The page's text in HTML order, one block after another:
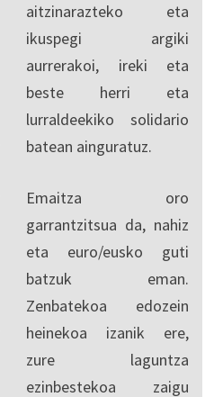
aitzinarazteko eta
ikuspegi argiki
aurrerakoi, ireki eta
beste herri eta
lurraldeekiko solidario
batean ainguratuz.
Emaitza oro
garrantzitsua da, nahiz
eta euro/eusko guti
batzuk eman.
Zenbatekoa edozein
heinekoa izanik ere,
zure laguntza
ezinbestekoa zaigu